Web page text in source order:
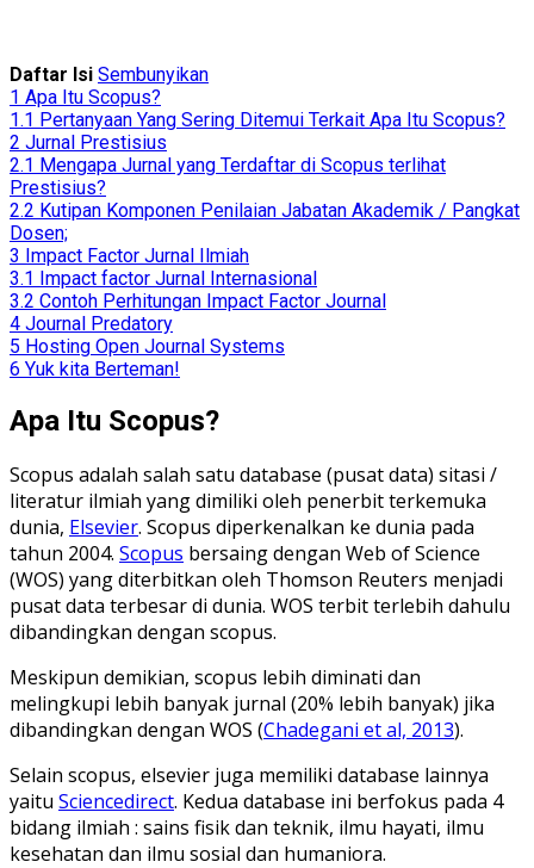
Daftar Isi Sembunyikan
1 Apa Itu Scopus?
1.1 Pertanyaan Yang Sering Ditemui Terkait Apa Itu Scopus?
2 Jurnal Prestisius
2.1 Mengapa Jurnal yang Terdaftar di Scopus terlihat
Prestisius?
2.2 Kutipan Komponen Penilaian Jabatan Akademik / Pangkat
Dosen;
3 Impact Factor Jurnal Ilmiah
3.1 Impact factor Jurnal Internasional
3.2 Contoh Perhitungan Impact Factor Journal
4 Journal Predatory
5 Hosting Open Journal Systems
6 Yuk kita Berteman!
Apa Itu Scopus?
Scopus adalah salah satu database (pusat data) sitasi /
literatur ilmiah yang dimiliki oleh penerbit terkemuka
dunia, Elsevier. Scopus diperkenalkan ke dunia pada
tahun 2004. Scopus bersaing dengan Web of Science
(WOS) yang diterbitkan oleh Thomson Reuters menjadi
pusat data terbesar di dunia. WOS terbit terlebih dahulu
dibandingkan dengan scopus.
Meskipun demikian, scopus lebih diminati dan
melingkupi lebih banyak jurnal (20% lebih banyak) jika
dibandingkan dengan WOS (Chadegani et al, 2013).
Selain scopus, elsevier juga memiliki database lainnya
yaitu Sciencedirect. Kedua database ini berfokus pada 4
bidang ilmiah : sains fisik dan teknik, ilmu hayati, ilmu
kesehatan dan ilmu sosial dan humaniora.